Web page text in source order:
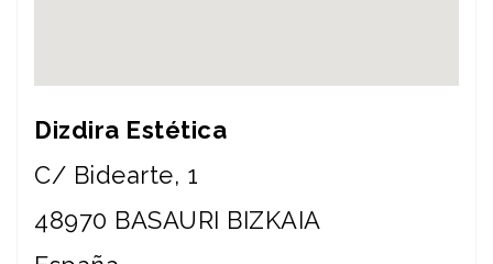
Dizdira Estética
C/ Bidearte, 1
48970 BASAURI BIZKAIA